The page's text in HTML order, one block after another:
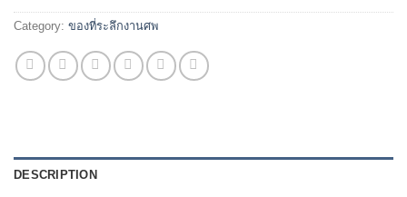
Category: ของที่ระลึกงานศพ
DESCRIPTION